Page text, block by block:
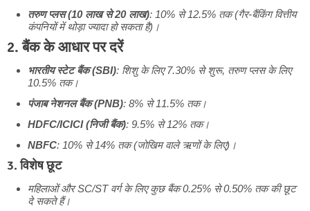
तरुण प्लस (10 लाख से 20 लाख): 10% से 12.5% तक (गैर-बैंकिंग वित्तीय
कंपनियों में थोड़ा ज्यादा हो सकता है)।
2. बैंक के आधार पर दरें
भारतीय स्टेट बैंक (SBI): शिशु के लिए 7.30% से शुरू, तरुण प्लस के लिए
10.5% तक।
पंजाब नेशनल बैंक (PNB): 8% से 11.5% तक।
HDFC/ICICI (निजी बैंक): 9.5% से 12% तक।
NBFC: 10% से 14% तक (जोखिम वाले ऋणों के लिए)।
3. विशेष छूट
महिलाओं और SC/ST वर्ग के लिए कुछ बैंक 0.25% से 0.50% तक की छूट
दे सकते हैं।